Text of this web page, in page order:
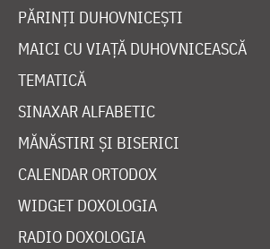
PĂRINȚI DUHOVNICEȘTI
MAICI CU VIAȚĂ DUHOVNICEASCĂ
TEMATICĂ
SINAXAR ALFABETIC
MĂNĂSTIRI ȘI BISERICI
CALENDAR ORTODOX
WIDGET DOXOLOGIA
RADIO DOXOLOGIA